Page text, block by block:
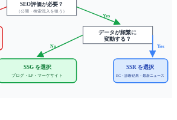
SEO評価が必要？
（公開・検索流入を狙う）
Yes
データが頻繁に
変動する？
No Yes
SSG を選択
ブログ・LP・マーケサイト
SSR を選択
EC・診断結果・最新ニュース